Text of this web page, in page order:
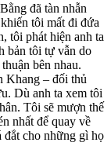
đã tàn nhẫn
tôi mất đi đứa
tôi phát hiện anh ta
bản tôi tự vẫn do
bên nhau.
Khang – đối thủ
Dù anh ta xem tôi
Tôi sẽ mượn thế
nhất để quay về
đắt cho những gì họ